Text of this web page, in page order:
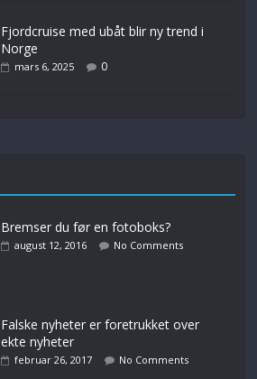
Fjordcruise med ubåt blir ny trend i
Norge
mars 6, 2025 0
Bremser du før en fotoboks?
august 12, 2016 No Comments
Falske nyheter er foretrukket over
ekte nyheter
februar 26, 2017 No Comments